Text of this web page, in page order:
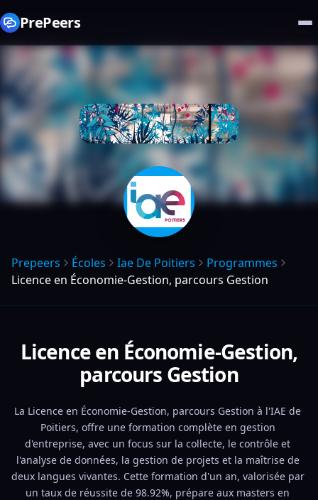
PrePeers
Prepeers Écoles Iae De Poitiers
Programmes
Licence en Économie-Gestion, parcours Gestion
Licence en Économie-Gestion,
parcours Gestion
La Licence en Économie-Gestion, parcours Gestion à l'IAE de
Poitiers, offre une formation complète en gestion
d'entreprise, avec un focus sur la collecte, le contrôle et
l'analyse de données, la gestion de projets et la maîtrise de
deux langues vivantes. Cette formation d'un an, valorisée par
un taux de réussite de 98.92%, prépare aux masters en